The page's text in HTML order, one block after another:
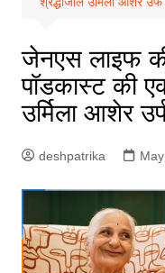
जेनएस लाइफ की
पॉडकास्ट की
उर्मिला आशेर
deshpatrika